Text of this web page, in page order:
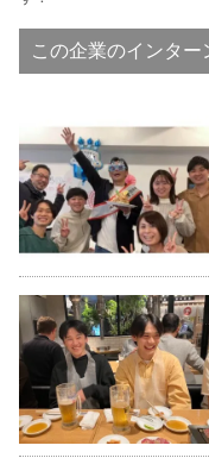
この企業のインター